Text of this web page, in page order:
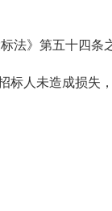
法》第五十四条
标人未造成损失